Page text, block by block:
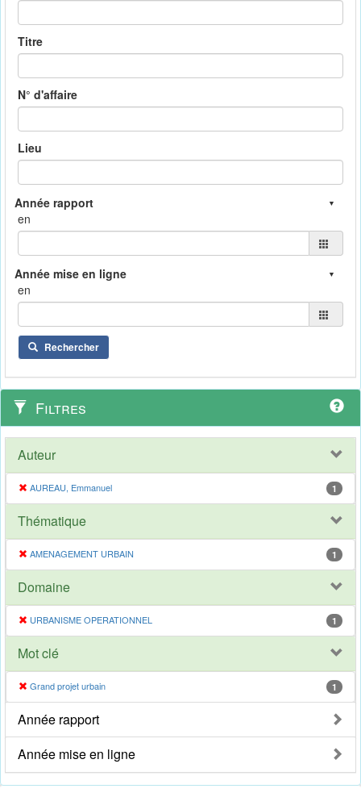
Titre
N° d'affaire
Lieu
en
en
Rechercher
Filtres
Auteur
AUREAU, Emmanuel 1
Thématique
AMENAGEMENT URBAIN 1
Domaine
URBANISME OPERATIONNEL 1
Mot clé
Grand projet urbain 1
Année rapport
Année mise en ligne